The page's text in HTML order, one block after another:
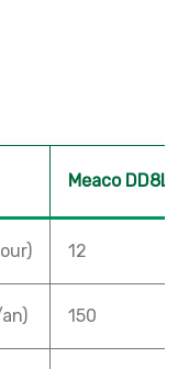
Meaco DD8L
12
150